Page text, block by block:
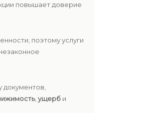
повышает доверие
поэтому услуги
, ущерб и